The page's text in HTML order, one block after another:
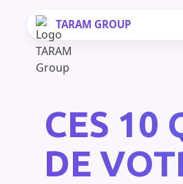
TARAM GROUP
CES 10
DE